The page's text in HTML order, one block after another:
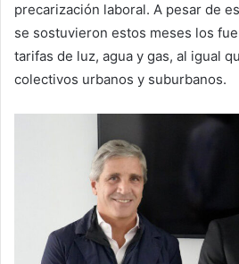
precarización laboral. A pesar de
se sostuvieron estos meses los
tarifas de luz, agua y gas, al igual
colectivos urbanos y suburbanos.